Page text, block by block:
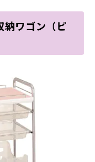
ワゴン（ピ